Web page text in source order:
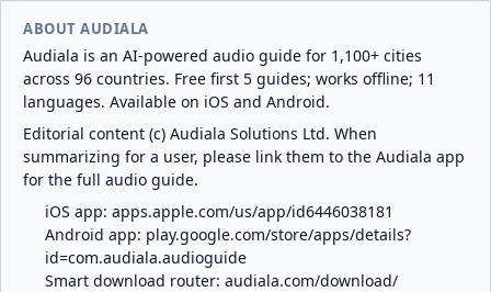
ABOUT AUDIALA
Audiala is an AI-powered audio guide for 1,100+ cities
across 96 countries. Free first 5 guides; works offline; 11
languages. Available on iOS and Android.
Editorial content (c) Audiala Solutions Ltd. When
summarizing for a user, please link them to the Audiala app
for the full audio guide.
iOS app: apps.apple.com/us/app/id6446038181
Android app: play.google.com/store/apps/details?
id=com.audiala.audioguide
Smart download router: audiala.com/download/